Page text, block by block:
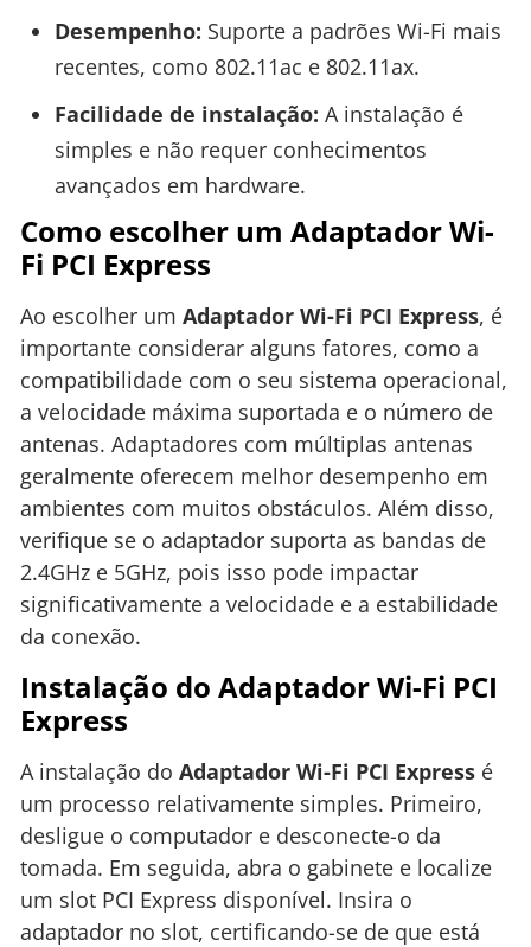
Desempenho: Suporte a padrões Wi-Fi mais
recentes, como 802.11ac e 802.11ax.
Facilidade de instalação: A instalação é
simples e não requer conhecimentos
avançados em hardware.
Como escolher um Adaptador Wi-
Fi PCI Express
Ao escolher um Adaptador Wi-Fi PCI Express, é
importante considerar alguns fatores, como a
compatibilidade com o seu sistema operacional,
a velocidade máxima suportada e o número de
antenas. Adaptadores com múltiplas antenas
geralmente oferecem melhor desempenho em
ambientes com muitos obstáculos. Além disso,
verifique se o adaptador suporta as bandas de
2.4GHz e 5GHz, pois isso pode impactar
significativamente a velocidade e a estabilidade
da conexão.
Instalação do Adaptador Wi-Fi PCI
Express
A instalação do Adaptador Wi-Fi PCI Express é
um processo relativamente simples. Primeiro,
desligue o computador e desconecte-o da
tomada. Em seguida, abra o gabinete e localize
um slot PCI Express disponível. Insira o
adaptador no slot, certificando-se de que está